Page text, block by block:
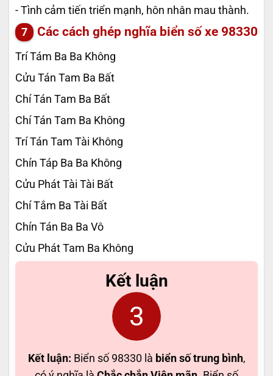
- Tình cảm tiến triển mạnh, hôn nhân mau thành.
Các cách ghép nghĩa biển số xe 98330
Trí Tám Ba Ba Không
Cửu Tán Tam Ba Bất
Chí Tán Tam Ba Bất
Chí Tán Tam Ba Không
Trí Tán Tam Tài Không
Chín Táp Ba Ba Không
Cửu Phát Tài Tài Bất
Chí Tắm Ba Tài Bất
Chín Tán Ba Ba Vô
Cửu Phát Tam Ba Không
Kết luận
3
Kết luận: Biển số 98330 là biển số trung bình,